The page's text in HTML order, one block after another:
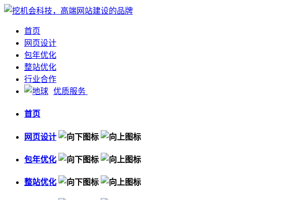
首页
网页设计
包年优化
整站优化
行业合作
优质服务
首页
网页设计
包年优化
整站优化